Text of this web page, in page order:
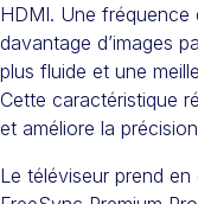
HDMI. Une fréquence
davantage d’images
plus fluide et une
Cette caractéristique
et améliore la
Le téléviseur prend en